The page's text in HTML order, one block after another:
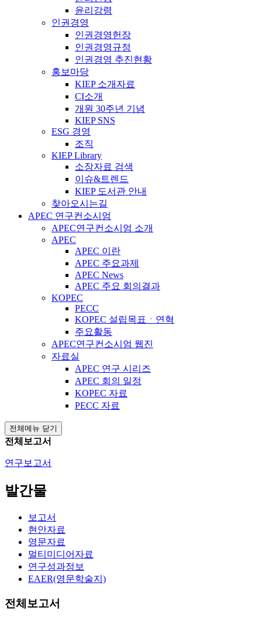
윤리강령
인권경영
인권경영헌장
인권경영규정
인권경영 추진현황
홍보마당
KIEP 소개자료
CI소개
개원 30주년 기념
KIEP SNS
ESG 경영
조직
KIEP Library
소장자료 검색
이슈&트렌드
KIEP 도서관 안내
찾아오시는길
APEC 연구컨소시엄
APEC연구컨소시엄 소개
APEC
APEC 이란
APEC 주요과제
APEC News
APEC 주요 회의결과
KOPEC
PECC
KOPEC 설립목표ㆍ연혁
주요활동
APEC연구컨소시엄 웹진
자료실
APEC 연구 시리즈
APEC 회의 일정
KOPEC 자료
PECC 자료
전체메뉴 닫기
전체보고서
연구보고서
발간물
보고서
현안자료
영문자료
멀티미디어자료
연구성과정보
EAER(영문학술지)
전체보고서